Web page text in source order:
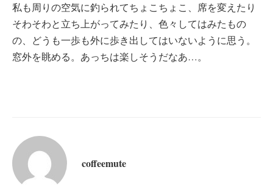
私も周りの空気に釣られてちょこちょこ、席を変えたり
そわそわと立ち上がってみたり、色々してはみたもの
の、どうも一歩も外に歩き出してはいないように思う。
窓外を眺める。あっちは楽しそうだなあ…。
coffeemute